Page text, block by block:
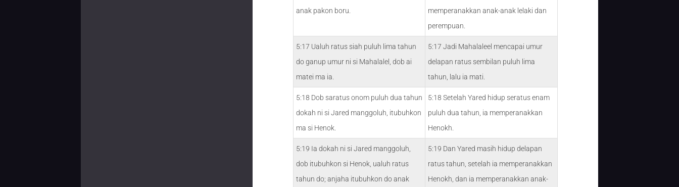
anak pakon boru.
memperanakkan anak-anak lelaki dan
perempuan.
5:17 Ualuh ratus siah puluh lima tahun
do ganup umur ni si Mahalalel, dob ai
matei ma ia.
5:17 Jadi Mahalaleel mencapai umur
delapan ratus sembilan puluh lima
tahun, lalu ia mati.
5:18 Dob saratus onom puluh dua tahun
dokah ni si Jared manggoluh, itubuhkon
ma si Henok.
5:18 Setelah Yared hidup seratus enam
puluh dua tahun, ia memperanakkan
Henokh.
5:19 Ia dokah ni si Jared manggoluh,
dob itubuhkon si Henok, ualuh ratus
tahun do; anjaha itubuhkon do anak
5:19 Dan Yared masih hidup delapan
ratus tahun, setelah ia memperanakkan
Henokh, dan ia memperanakkan anak-